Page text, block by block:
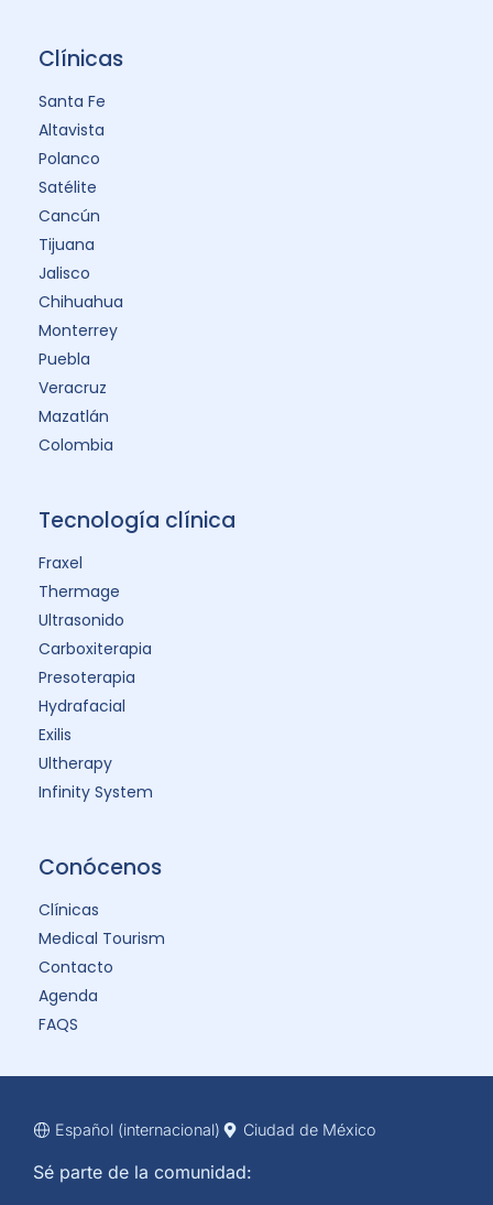
Toxina Botulínica: Guía Completa
de Indicaciones
Uno de los procedimientos más aceptados
en la medicina estética es el uso de toxina
Toxina Botulínica China: Calidad,
Seguridad y Precio
Toxina Botulínica Incontinencia
Urinaria: Solución Clínica
Toxina Botulínica Las Palmas:
Conoce el tratamiento de toxina botulínica
en las palmas de las manos para reducir la
hiperhidrosis en esa zona del cuerpo.